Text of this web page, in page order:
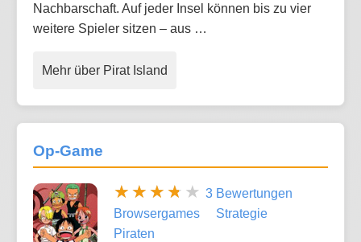
Nachbarschaft. Auf jeder Insel können bis zu vier
weitere Spieler sitzen – aus …
Mehr über Pirat Island
Op-Game
3 Bewertungen
Browsergames
Strategie
Piraten